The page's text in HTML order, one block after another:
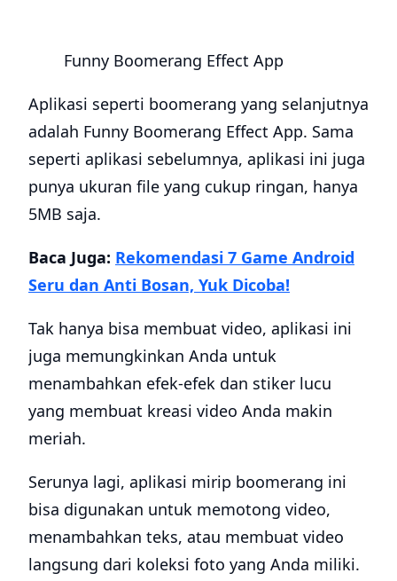
Funny Boomerang Effect App
Aplikasi seperti boomerang yang selanjutnya
adalah Funny Boomerang Effect App. Sama
seperti aplikasi sebelumnya, aplikasi ini juga
punya ukuran file yang cukup ringan, hanya
5MB saja.
Baca Juga: Rekomendasi 7 Game Android
Seru dan Anti Bosan, Yuk Dicoba!
Tak hanya bisa membuat video, aplikasi ini
juga memungkinkan Anda untuk
menambahkan efek-efek dan stiker lucu
yang membuat kreasi video Anda makin
meriah.
Serunya lagi, aplikasi mirip boomerang ini
bisa digunakan untuk memotong video,
menambahkan teks, atau membuat video
langsung dari koleksi foto yang Anda miliki.